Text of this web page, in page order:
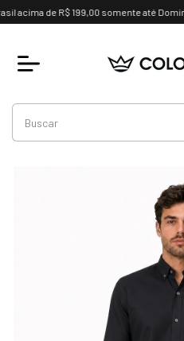
de R$ 199,00 somente até Domingo